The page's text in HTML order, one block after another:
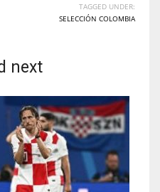
TAGGED UNDER:
SELECCIÓN COLOMBIA
next